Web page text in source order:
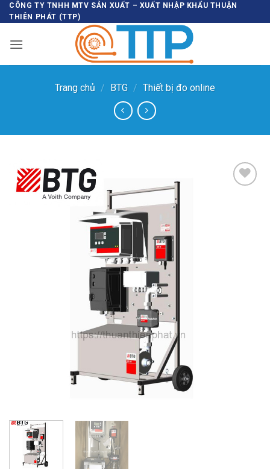
Bỏ
qua
dung
CÔNG TY TNHH MTV SẢN XUẤT – XUẤT NHẬP KHẨU THUẬN
THIÊN PHÁT (TTP)
Trang chủ / BTG / Thiết bị đo online